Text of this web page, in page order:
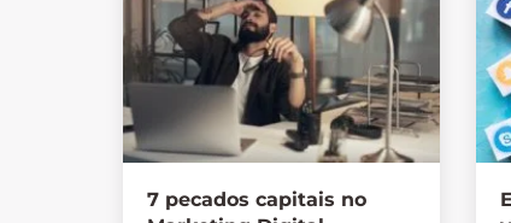
7 pecados capitais no